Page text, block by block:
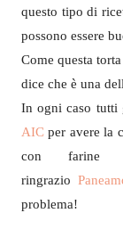
questo tipo di
possono essere
Come questa
dice che è una
In ogni caso tutti
AIC per avere la
con farine
ringrazio
problema!